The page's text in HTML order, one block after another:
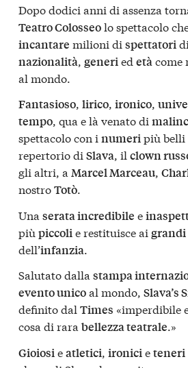
Dopo dodici anni di assenza
Teatro Colosseolo spettacolo
incantare milioni di spettatori
nazionalità, generied etàcome
al mondo.
Fantasioso, lirico, ironico,
tempo, qua e là venato di
spettacolo con i numeripiù belli
repertorio di Slava, il clown
gli altri, a Marcel Marceau,
nostroTotò.
Una serata incredibile e
più piccolie restituisce ai grandi
dell’infanzia.
Salutato dalla stampa
evento unicoal mondo, Slava’s
definito dal Times «imperdibile
cosa di rara bellezza teatrale.»
Gioiosieatletici, ironicieteneri